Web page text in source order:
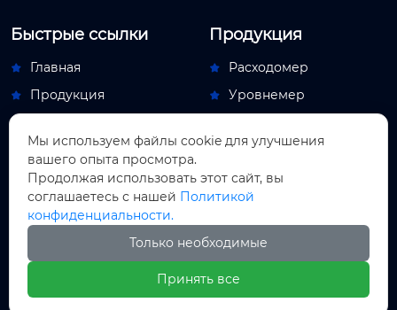
Быстрые ссылки
 Главная
 Продукция

О Hас
Контакты
Продукция
 Расходомер
 Уровнемер
Обдувочный аппарат
 Индикаторный прибор
Новости
Новости компании
Новости отрасли
Мы используем файлы cookie для улучшения
вашего опыта просмотра.
Продолжая использовать этот сайт, вы
соглашаетесь с нашей Политикой
конфиденциальности.
Только необходимые
Принять все